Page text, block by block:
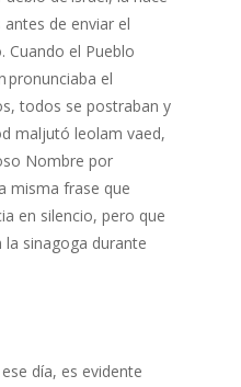
de enviar el
Cuando el Pueblo
pronunciaba el
todos se postraban y
maljutó leolam vaed,
Nombre por
misma frase que
en silencio, pero que
sinagoga durante
día, es evidente